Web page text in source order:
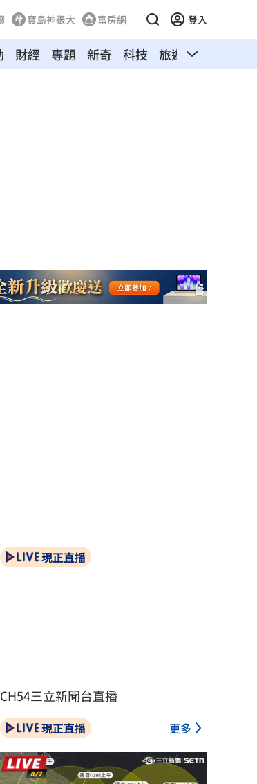
寶島神很大 富房網 登入
財經 專題 新奇 科技 旅遊 汽車
現正直播
CH54三立新聞台直播
現正直播 更多